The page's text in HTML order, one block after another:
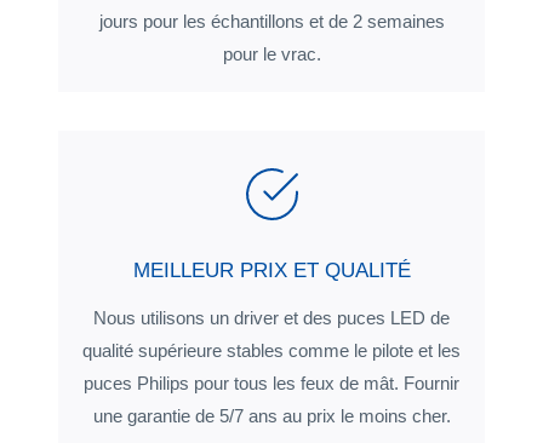
jours pour les échantillons et de 2 semaines
pour le vrac.
MEILLEUR PRIX ET QUALITÉ
Nous utilisons un driver et des puces LED de
qualité supérieure stables comme le pilote et les
puces Philips pour tous les feux de mât. Fournir
une garantie de 5/7 ans au prix le moins cher.